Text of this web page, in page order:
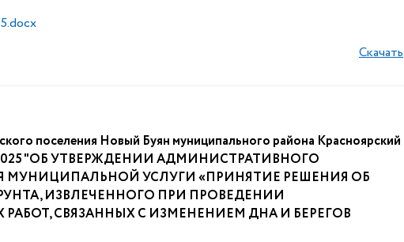
Скачать
поселения Новый Буян муниципального района Красноярский
"ОБ УТВЕРЖДЕНИИ АДМИНИСТРАТИВНОГО
МУНИЦИПАЛЬНОЙ УСЛУГИ «ПРИНЯТИЕ РЕШЕНИЯ ОБ
ИЗВЛЕЧЕННОГО ПРИ ПРОВЕДЕНИИ
СВЯЗАННЫХ С ИЗМЕНЕНИЕМ ДНА И БЕРЕГОВ